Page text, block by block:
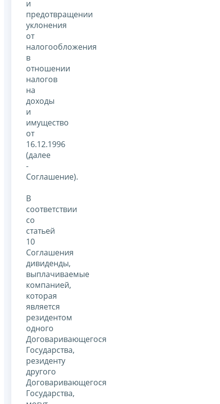
и
предотвращении
уклонения
от
налогообложения
в
отношении
налогов
на
доходы
и
имущество
от
16.12.1996
(далее
-
Соглашение).
В
соответствии
со
статьей
10
Соглашения
дивиденды,
выплачиваемые
компанией,
которая
является
резидентом
одного
Договаривающегося
Государства,
резиденту
другого
Договаривающегося
Государства,